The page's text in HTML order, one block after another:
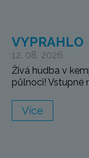
VYPRAHLO
12. 08. 2026
Živá hudba v
půlnoci! Vstupné
Více